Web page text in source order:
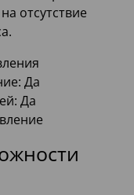
отсутствие
Да
Да